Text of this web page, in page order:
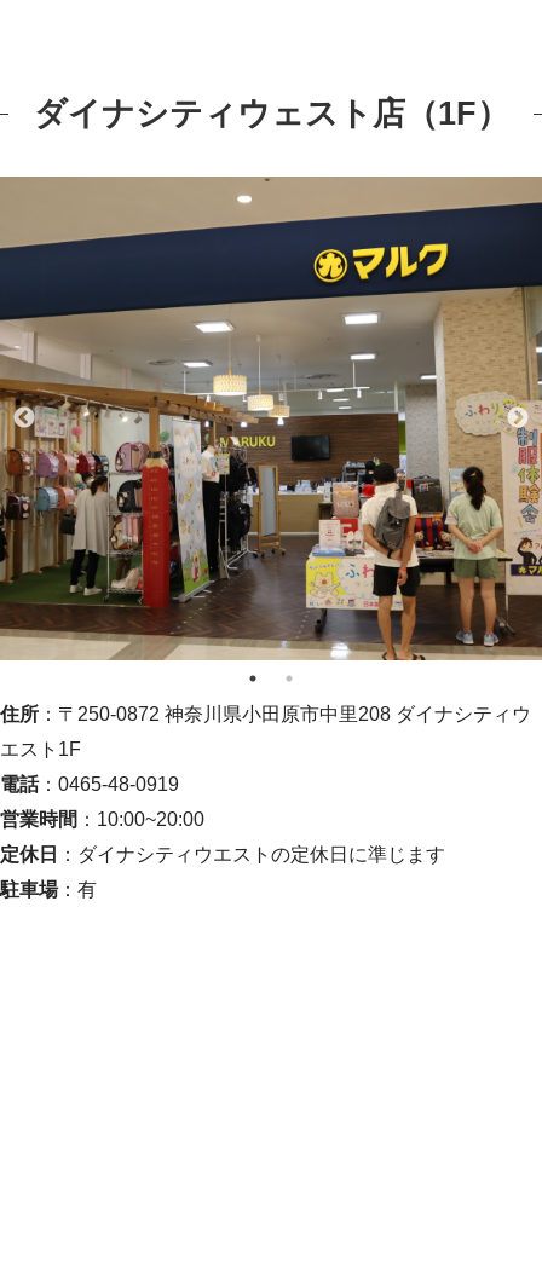
ダイナシティウェスト店（1F）
住所 ：〒250-0872 神奈川県小田原市中里208 ダイナシティウ
エスト1F
電話：0465-48-0919
営業時間 ：10:00~20:00
定休日
：ダイナシティウエストの定休日に準じます
駐車場：有